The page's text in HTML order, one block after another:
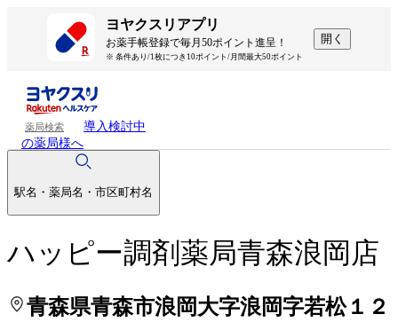
ヨヤクスリアプリ
お薬手帳登録で毎月50ポイント進呈！
※ 条件あり/1枚につき10ポイント/月間最大50ポイント
開く
薬局検索
導入検討中
の薬局様へ
駅名・薬局名・市区町村名
ハッピー調剤薬局青森浪岡店
青森県青森市浪岡大字浪岡字若松１２
処方せんを送って待ち時間を短く！
処方せんを送って待ち時間を短く！